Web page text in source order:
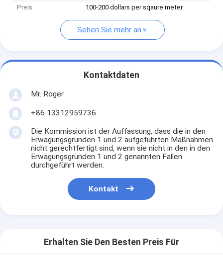
Preis
100-200 dollars per sqaure meter
Sehen Sie mehr an
Kontaktdaten
Mr. Roger
+86 13312959736
Die Kommission ist der Auffassung, dass die in den
Erwägungsgründen 1 und 2 aufgeführten Maßnahmen
nicht gerechtfertigt sind, wenn sie nicht in den in den
Erwägungsgründen 1 und 2 genannten Fällen
durchgeführt werden.
Kontakt
Erhalten Sie Den Besten Preis Für